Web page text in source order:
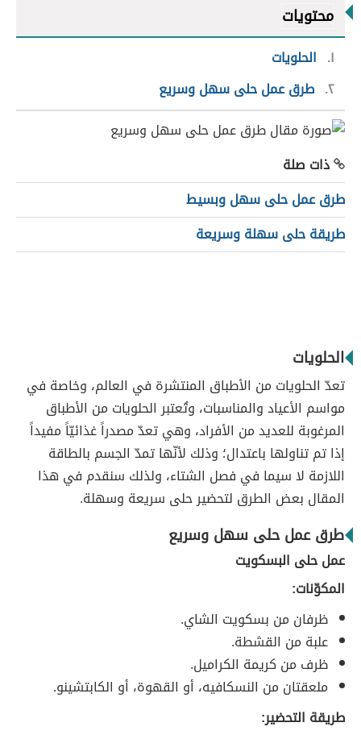
محتويات
١
الحلويات
٢ طرق عمل حلى سهل وسريع
ذات صلة
طرق عمل حلى سهل وبسيط
طريقة حلى سهلة وسريعة
الحلويات
تعدّ الحلويات من الأطباق المنتشرة في العالم، وخاصة في
مواسم الأعياد والمناسبات، وتُعتبر الحلويات من الأطباق
المرغوبة للعديد من الأفراد، وهي تعدّ مصدراً غذائيّاً مفيداً
إذا تم تناولها باعتدال؛ وذلك لأنّها تمدّ الجسم بالطاقة
اللازمة لا سيما في فصل الشتاء، ولذلك سنقدم في هذا
المقال بعض الطرق لتحضير حلى سريعة وسهلة.
طرق عمل حلى سهل وسريع
عمل حلى البسكويت
المكوّنات:
ظرفان من بسكويت الشاي.
علبة من القشطة.
ظرف من كريمة الكراميل.
ملعقتان من النسكافيه، أو القهوة، أو الكابتشينو.
طريقة التحضير: